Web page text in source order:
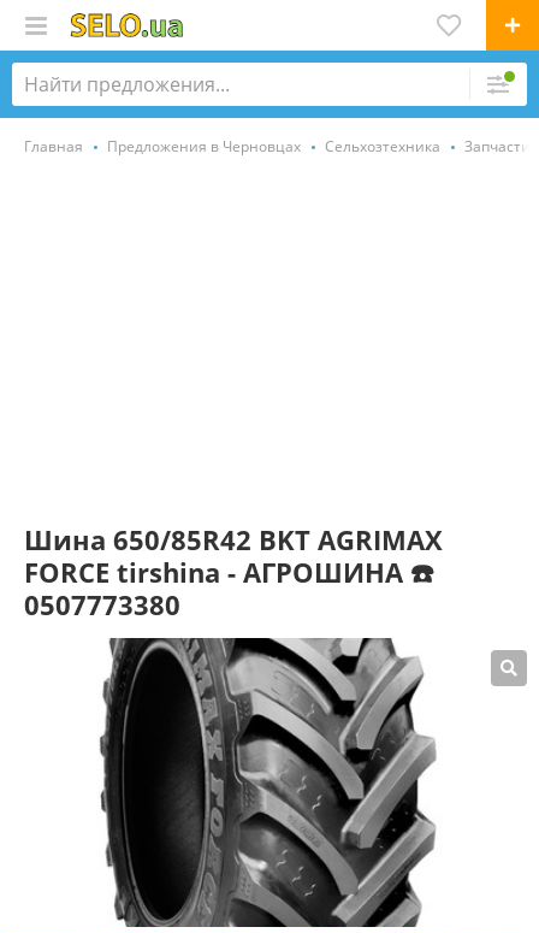
Главная Предложения в Черновцах Сельхозтехника
Шина 650/85R42 BKT AGRIMAX
FORCE tirshina - АГРОШИНА ☎️
0507773380